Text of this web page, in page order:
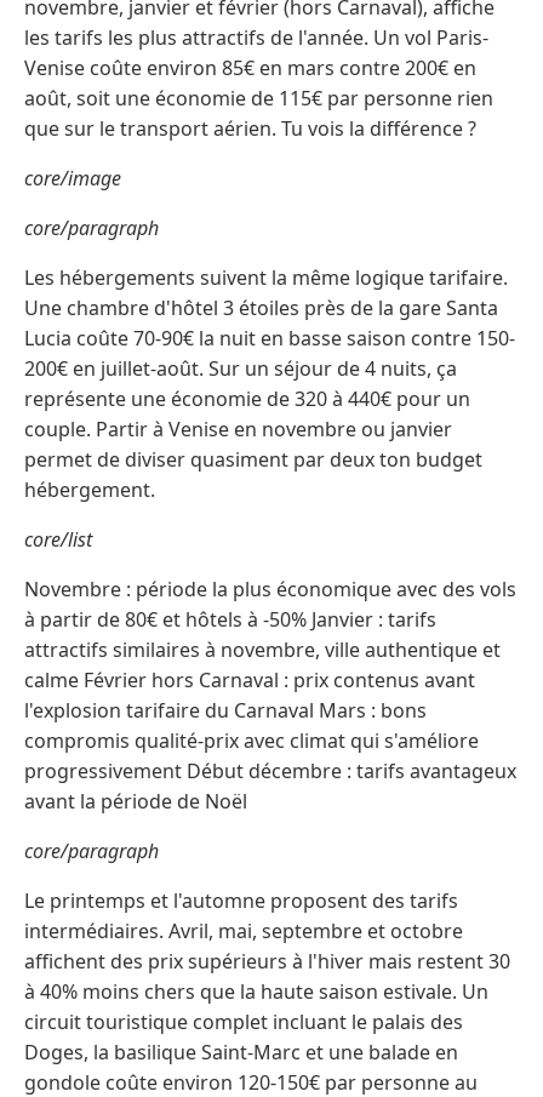
novembre, janvier et février (hors Carnaval), affiche
les tarifs les plus attractifs de l'année. Un vol Paris-
Venise coûte environ 85€ en mars contre 200€ en
août, soit une économie de 115€ par personne rien
que sur le transport aérien. Tu vois la différence ?
core/image
core/paragraph
Les hébergements suivent la même logique tarifaire.
Une chambre d'hôtel 3 étoiles près de la gare Santa
Lucia coûte 70-90€ la nuit en basse saison contre 150-
200€ en juillet-août. Sur un séjour de 4 nuits, ça
représente une économie de 320 à 440€ pour un
couple. Partir à Venise en novembre ou janvier
permet de diviser quasiment par deux ton budget
hébergement.
core/list
Novembre : période la plus économique avec des vols
à partir de 80€ et hôtels à -50% Janvier : tarifs
attractifs similaires à novembre, ville authentique et
calme Février hors Carnaval : prix contenus avant
l'explosion tarifaire du Carnaval Mars : bons
compromis qualité-prix avec climat qui s'améliore
progressivement Début décembre : tarifs avantageux
avant la période de Noël
core/paragraph
Le printemps et l'automne proposent des tarifs
intermédiaires. Avril, mai, septembre et octobre
affichent des prix supérieurs à l'hiver mais restent 30
à 40% moins chers que la haute saison estivale. Un
circuit touristique complet incluant le palais des
Doges, la basilique Saint-Marc et une balade en
gondole coûte environ 120-150€ par personne au